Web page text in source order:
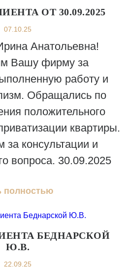
ОТ 30.09.2025
07.10.25
Анатольевна!
Вашу фирму за
работу и
Обращались по
положительного
квартиры.
консультации и
вопроса. 30.09.2025
полностью
БЕДНАРСКОЙ
Ю.В.
22.09.25